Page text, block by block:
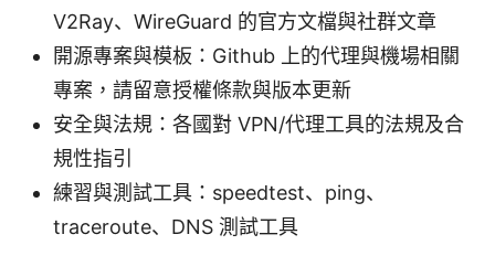
V2Ray、WireGuard 的官方文檔與社群文章
開源專案與模板：Github 上的代理與機場相關
專案，請留意授權條款與版本更新
安全與法規：各國對 VPN/代理工具的法規及合
規性指引
練習與測試工具：speedtest、ping、
traceroute、DNS 測試工具